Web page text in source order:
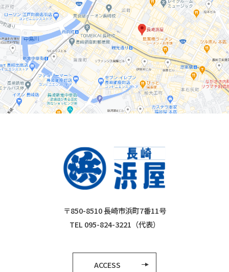
〒850-8510 長崎市浜町7番11号
TEL 095-824-3221（代表）
ACCESS